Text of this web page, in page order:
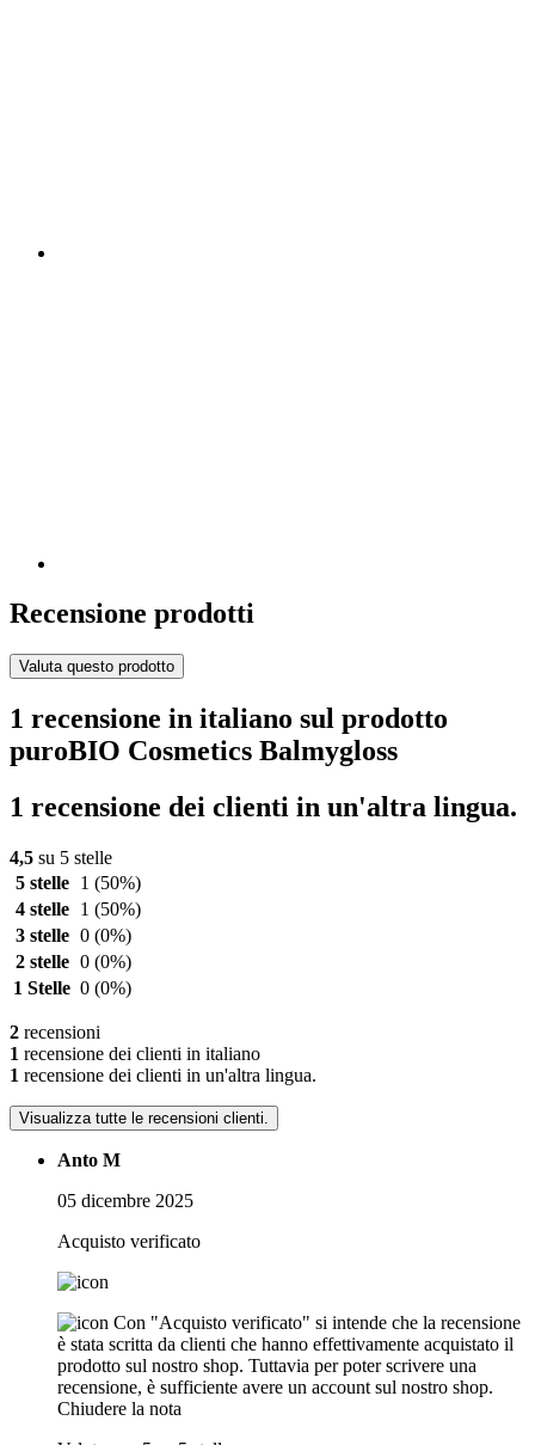
Recensione prodotti
Valuta questo prodotto
1 recensione in italiano sul prodotto
puroBIO Cosmetics Balmygloss
1 recensione dei clienti in un'altra lingua.
4,5 su 5 stelle
5 stelle
1 (50%)
4 stelle
1 (50%)
3 stelle 0 (0%)
2 stelle 0 (0%)
1 Stelle 0 (0%)
2 recensioni
1 recensione dei clienti in italiano
1 recensione dei clienti in un'altra lingua.
Visualizza tutte le recensioni clienti.
Anto M
05 dicembre 2025
Acquisto verificato
Con "Acquisto verificato" si intende che la recensione
è stata scritta da clienti che hanno effettivamente acquistato il
prodotto sul nostro shop. Tuttavia per poter scrivere una
recensione, è sufficiente avere un account sul nostro shop.
Chiudere la nota